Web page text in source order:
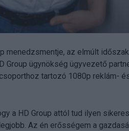
menedzsmentje, az elmúlt
Group ügynökség ügyvezető
tartozó 1080p reklám-
a HD Group attól tud ilyen
Az én erősségem a